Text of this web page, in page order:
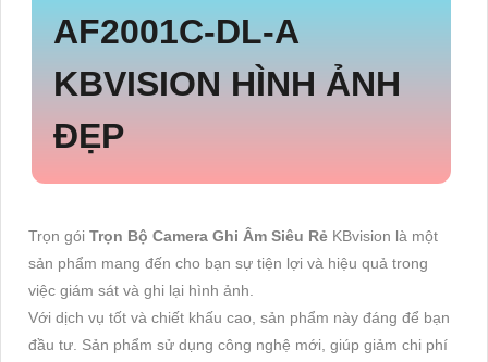
AF2001C-DL-A
KBVISION HÌNH ẢNH
ĐẸP
Trọn gói Trọn Bộ Camera Ghi Âm Siêu Rẻ KBvision là một
sản phẩm mang đến cho bạn sự tiện lợi và hiệu quả trong
việc giám sát và ghi lại hình ảnh.
Với dịch vụ tốt và chiết khấu cao, sản phẩm này đáng để bạn
đầu tư. Sản phẩm sử dụng công nghệ mới, giúp giảm chi phí